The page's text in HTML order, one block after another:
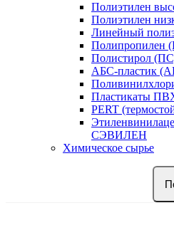
Полиэтилен
Полиэтилен
Линейный
Полипропилен
Полистирол
АБС-пластик
Пластикаты
PERT
СЭВИЛЕН
Химическое сырье